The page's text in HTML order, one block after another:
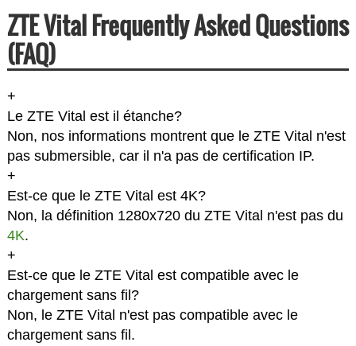
ZTE Vital Frequently Asked Questions
(FAQ)
+
Le ZTE Vital est il étanche?
Non, nos informations montrent que le ZTE Vital n'est
pas submersible, car il n'a pas de certification IP.
+
Est-ce que le ZTE Vital est 4K?
Non, la définition 1280x720 du ZTE Vital n'est pas du
4K.
+
Est-ce que le ZTE Vital est compatible avec le
chargement sans fil?
Non, le ZTE Vital n'est pas compatible avec le
chargement sans fil.